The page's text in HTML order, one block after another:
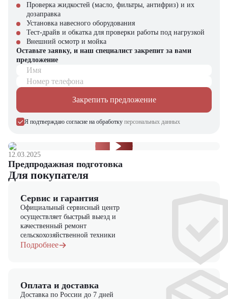
Удобство и безопасность оператора
Проверенное качество бренда Toyota
Купить бензиновый вилочный погрузчик Toyota 02-8FGF30 в
компании "ЦТО"
Компания "ЦТО" – официальный дилер техники Toyota,
предлагающий новые модели складского оборудования с гарантией.
У нас вы найдете: широкий выбор спецтехники, вилочных
погрузчиков, малой складской техники, навесного оборудования,
запчасти для долгосрочной эксплуатации, профессиональные
консультации по выбору техники.
Мы осуществляем быструю доставку по всей России и
📞 Звоните прямо сейчас для уточнения деталей и оформления
заказа!
Выбирайте надежность и качество – выбирайте Toyota 02-
Проверка жидкостей (масло, фильтры, антифриз) и их
дозаправка
Установка навесного оборудования
Тест-драйв и обкатка для проверки работы под нагрузкой
Внешний осмотр и мойка
Оставьте заявку, и наш специалист закрепит за вами
предложение
Имя
Номер телефона
Закрепить предложение
Я подтверждаю согласие на обработку персональных данных
12.03.2025
Предпродажная подготовка
Для покупателя
Сервис и гарантия
Официальный сервисный центр
осуществляет быстрый выезд и
качественный ремонт
сельскохозяйственной техники
Подробнее
Оплата и доставка
Доставка по России до 7 дней